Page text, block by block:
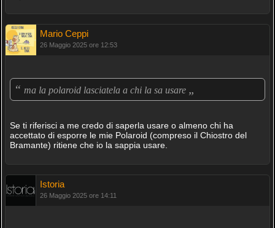
Mario Ceppi
26 Maggio 2025 ore 12:53
“ ma la polaroid lasciatela a chi la sa usare „
Se ti riferisci a me credo di saperla usare o almeno chi ha
accettato di esporre le mie Polaroid (compreso il Chiostro del
Bramante) ritiene che io la sappia usare.
Istoria
26 Maggio 2025 ore 14:11